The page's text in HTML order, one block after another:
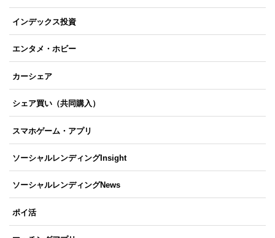
インデックス投資
エンタメ・ホビー
カーシェア
シェア買い（共同購入）
スマホゲーム・アプリ
ソーシャルレンディングInsight
ソーシャルレンディングNews
ポイ活